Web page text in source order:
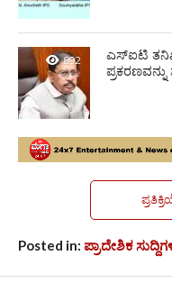
892
ಎಸ್‌ಐಟಿ
Posted in: ಪ್ರಾದೇಶಿಕ